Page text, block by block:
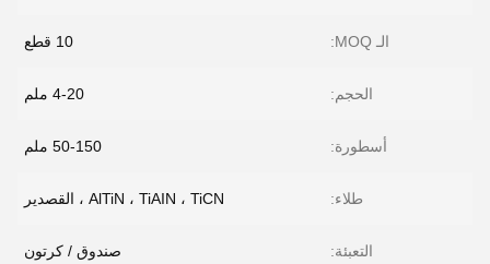
الـ MOQ: 10 قطع
الحجم: 4-20 ملم
أسطورة: 50-150 ملم
طلاء: AlTiN ، TiAIN ، TiCN ، القصدير
التعبئة: صندوق / كرتون